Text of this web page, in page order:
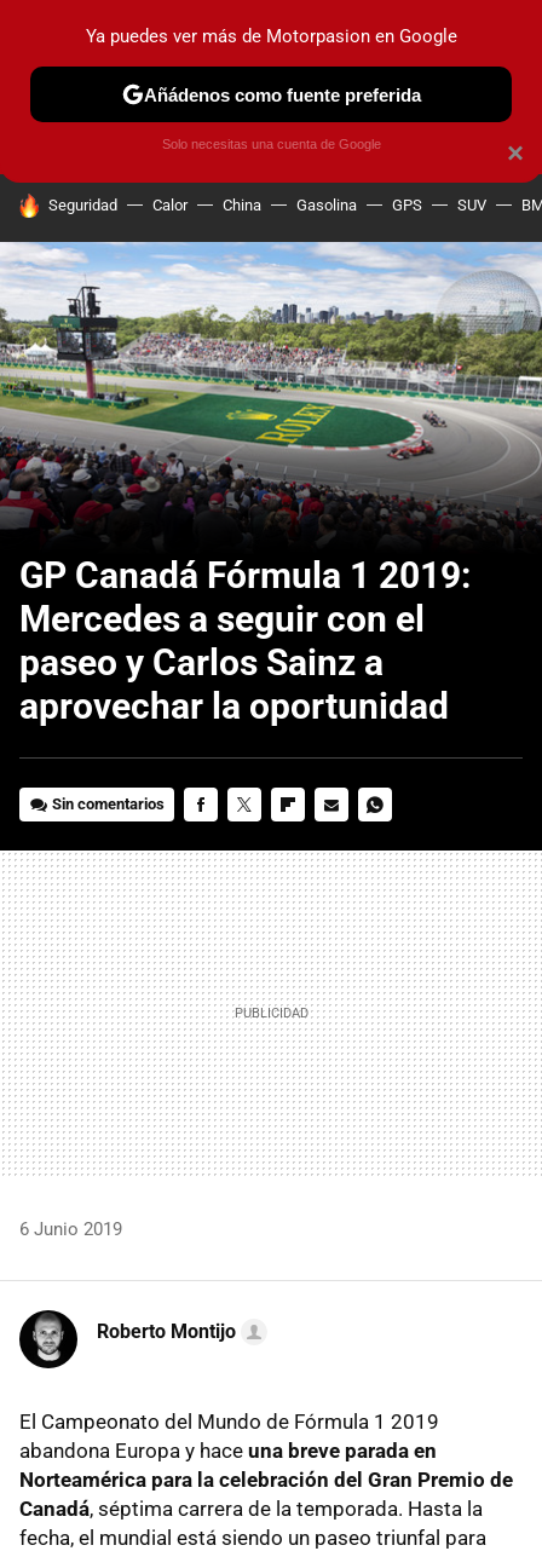
PRUEBAS COCHES ELÉCTRICOS OBSERVATORIO
HOY SE HABLA DE
Seguridad Calor China Gasolina GPS SUV
GP Canadá Fórmula 1 2019:
Mercedes a seguir con el
paseo y Carlos Sainz a
aprovechar la oportunidad
Sin comentarios
MAIL
6 Junio 2019
Roberto Montijo
El Campeonato del Mundo de Fórmula 1 2019
abandona Europa y hace una breve parada en
Norteamérica para la celebración del Gran Premio de
Canadá, séptima carrera de la temporada. Hasta la
fecha, el mundial está siendo un paseo triunfal para
×
Ya puedes ver más de Motorpasion en Google
Añádenos como fuente preferida
Solo necesitas una cuenta de Google